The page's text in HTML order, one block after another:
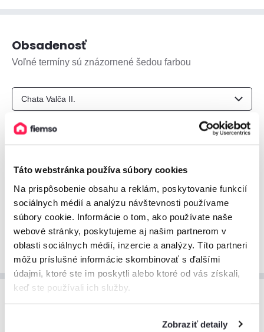
Táto webstránka používa súbory cookies
Na prispôsobenie obsahu a reklám, poskytovanie funkcií
sociálnych médií a analýzu návštevnosti používame
súbory cookie. Informácie o tom, ako používate naše
webové stránky, poskytujeme aj našim partnerom v
oblasti sociálnych médií, inzercie a analýzy. Títo partneri
môžu príslušné informácie skombinovať s ďalšími
údajmi, ktoré ste im poskytli alebo ktoré od vás získali,
keď ste používali ich služby.
Zobraziť detaily
Obsadenosť
Voľné termíny sú znázornené šedou farbou
Zobraziť viac
Prehľad cien za ubytovanie, ktorý vám pomôže pri